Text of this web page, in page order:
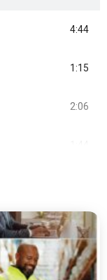
4:44
1:15
2:06